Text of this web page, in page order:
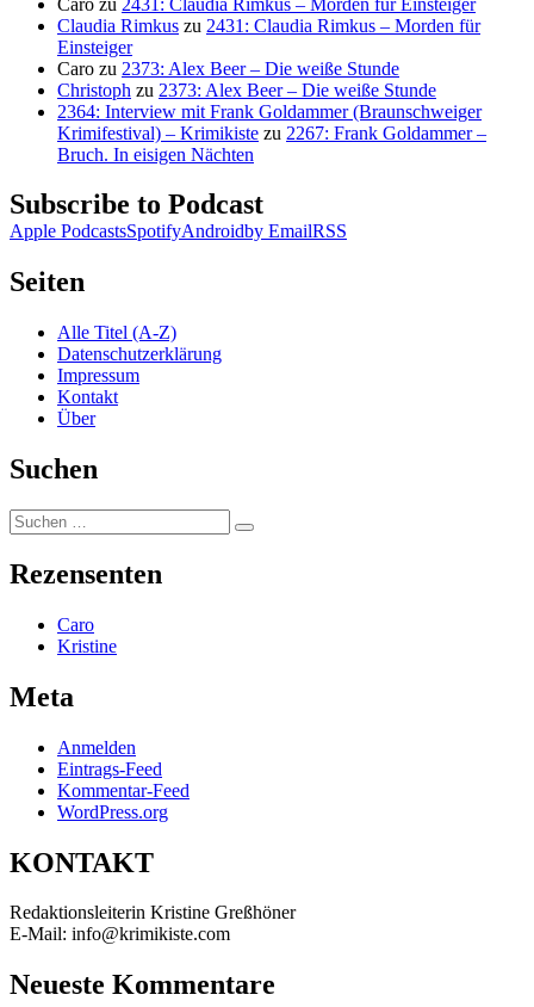
Claudia Rimkus zu 2431: Claudia Rimkus – Morden für
Einsteiger
Caro zu 2373: Alex Beer – Die weiße Stunde
Christoph zu 2373: Alex Beer – Die weiße Stunde
2364: Interview mit Frank Goldammer (Braunschweiger
Krimifestival) – Krimikiste zu 2267: Frank Goldammer –
Bruch. In eisigen Nächten
Subscribe to Podcast
Apple PodcastsSpotifyAndroidby EmailRSS
Seiten
Alle Titel (A-Z)
Datenschutzerklärung
Impressum
Kontakt
Über
Suchen
Suchen
nach:
Suchen
Rezensenten
Caro
Kristine
Meta
Anmelden
Eintrags-Feed
Kommentar-Feed
WordPress.org
KONTAKT
Redaktionsleiterin Kristine Greßhöner
E-Mail: info@krimikiste.com
Neueste Kommentare